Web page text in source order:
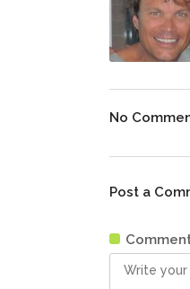
No
Post a